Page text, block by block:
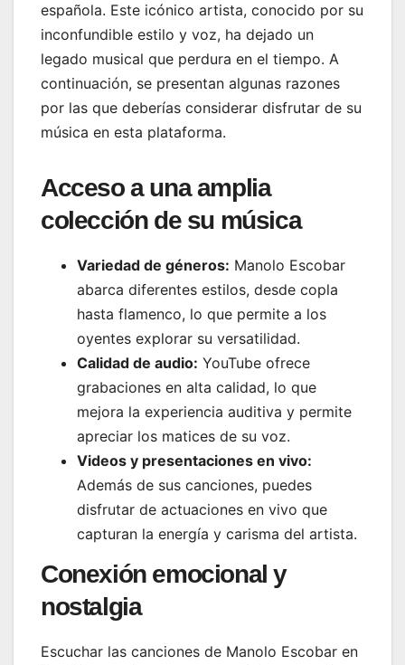
española. Este icónico artista, conocido por su
inconfundible estilo y voz, ha dejado un
legado musical que perdura en el tiempo. A
continuación, se presentan algunas razones
por las que deberías considerar disfrutar de su
música en esta plataforma.
Acceso a una amplia
colección de su música
Variedad de géneros: Manolo Escobar
abarca diferentes estilos, desde copla
hasta flamenco, lo que permite a los
oyentes explorar su versatilidad.
Calidad de audio: YouTube ofrece
grabaciones en alta calidad, lo que
mejora la experiencia auditiva y permite
apreciar los matices de su voz.
Videos y presentaciones en vivo:
Además de sus canciones, puedes
disfrutar de actuaciones en vivo que
capturan la energía y carisma del artista.
Conexión emocional y
nostalgia
Escuchar las canciones de Manolo Escobar en